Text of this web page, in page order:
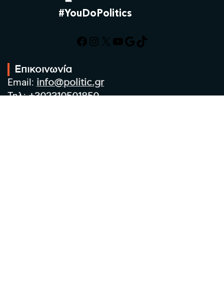
#YouDoPolitics
Facebook
Instagram
X YouTube
Google
TikTok
Επικοινωνία
Email: info@politic.gr
Τηλ:+302310501850